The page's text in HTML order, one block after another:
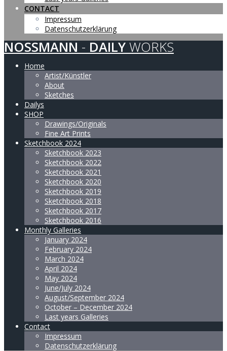
CONTACT
Impressum
Datenschutzerklärung
NOSSMANN - DAILY WORKS
Home
Artist/Künstler
About
Sketches
Dailys
SHOP
Drawings/Originals
Fine Art Prints
Sketchbook 2024
Sketchbook 2023
Sketchbook 2022
Sketchbook 2021
Sketchbook 2020
Sketchbook 2019
Sketchbook 2018
Sketchbook 2017
Sketchbook 2016
Monthly Galleries
January 2024
February 2024
March 2024
April 2024
May 2024
June/July 2024
August/September 2024
October – December 2024
Last years Galleries
Contact
Impressum
Datenschutzerklärung